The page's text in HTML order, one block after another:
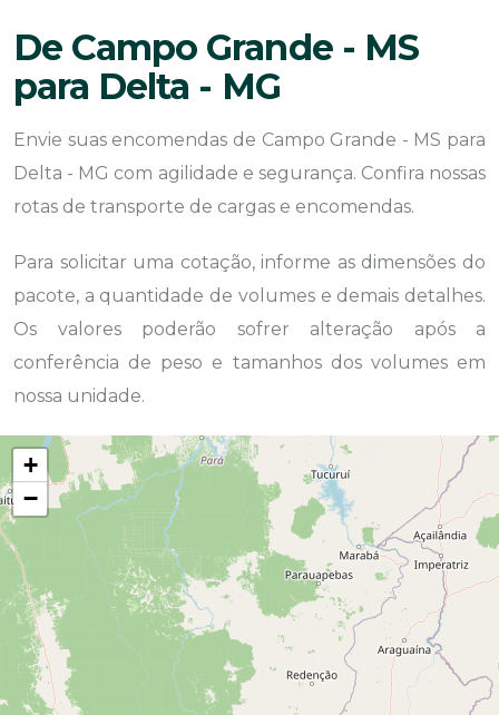
De Campo Grande - MS
para Delta - MG
Envie suas encomendas de Campo Grande - MS para
Delta - MG com agilidade e segurança. Confira nossas
rotas de transporte de cargas e encomendas.
Para solicitar uma cotação, informe as dimensões do
pacote, a quantidade de volumes e demais detalhes.
Os valores poderão sofrer alteração após a
conferência de peso e tamanhos dos volumes em
nossa unidade.
+
−